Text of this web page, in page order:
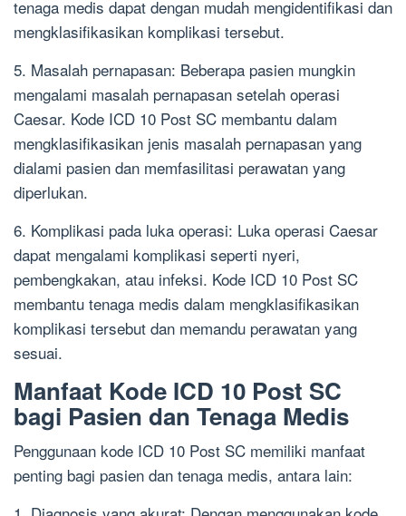
tenaga medis dapat dengan mudah mengidentifikasi dan
mengklasifikasikan komplikasi tersebut.
5. Masalah pernapasan: Beberapa pasien mungkin
mengalami masalah pernapasan setelah operasi
Caesar. Kode ICD 10 Post SC membantu dalam
mengklasifikasikan jenis masalah pernapasan yang
dialami pasien dan memfasilitasi perawatan yang
diperlukan.
6. Komplikasi pada luka operasi: Luka operasi Caesar
dapat mengalami komplikasi seperti nyeri,
pembengkakan, atau infeksi. Kode ICD 10 Post SC
membantu tenaga medis dalam mengklasifikasikan
komplikasi tersebut dan memandu perawatan yang
sesuai.
Manfaat Kode ICD 10 Post SC
bagi Pasien dan Tenaga Medis
Penggunaan kode ICD 10 Post SC memiliki manfaat
penting bagi pasien dan tenaga medis, antara lain: